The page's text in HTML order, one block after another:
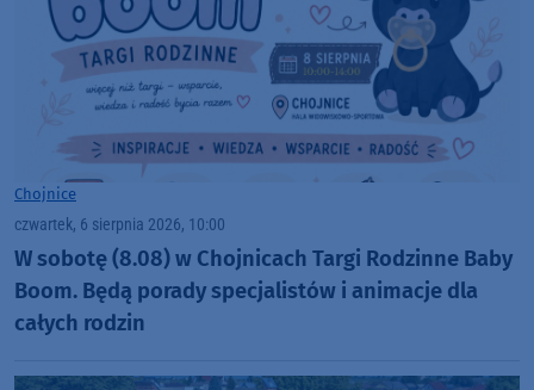
Chojnice
czwartek, 6 sierpnia 2026, 10:00
W sobotę (8.08) w Chojnicach Targi Rodzinne Baby
Boom. Będą porady specjalistów i animacje dla
całych rodzin